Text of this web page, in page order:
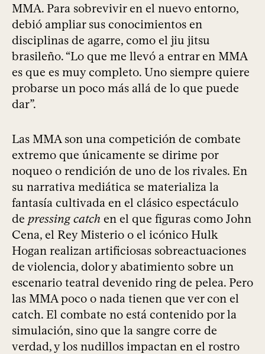
MMA. Para sobrevivir en el nuevo entorno,
debió ampliar sus conocimientos en
disciplinas de agarre, como el jiu jitsu
brasileño. “Lo que me llevó a entrar en MMA
es que es muy completo. Uno siempre quiere
probarse un poco más allá de lo que puede
dar”.
Las MMA son una competición de combate
extremo que únicamente se dirime por
noqueo o rendición de uno de los rivales. En
su narrativa mediática se materializa la
fantasía cultivada en el clásico espectáculo
de pressing catch en el que figuras como John
Cena, el Rey Misterio o el icónico Hulk
Hogan realizan artificiosas sobreactuaciones
de violencia, dolor y abatimiento sobre un
escenario teatral devenido ring de pelea. Pero
las MMA poco o nada tienen que ver con el
catch. El combate no está contenido por la
simulación, sino que la sangre corre de
verdad, y los nudillos impactan en el rostro